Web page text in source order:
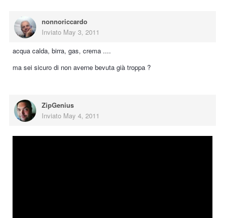
nonnoriccardo
Inviato May 3, 2011
acqua calda, birra, gas, crema ....
ma sei sicuro di non averne bevuta già troppa ?
ZipGenius
Inviato May 4, 2011